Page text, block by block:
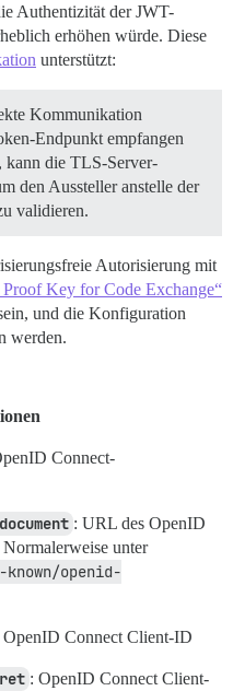
Authentizität der JWT-
erhöhen würde. Diese
unterstützt:
Kommunikation
Endpunkt empfangen
kann die TLS-Server-
den Aussteller anstelle der
validieren.
Autorisierung mit
Key for Code Exchange“
und die Konfiguration
werden.
Connect-
: URL des OpenID
unter
openid-
OpenID Connect Client-ID
: OpenID Connect Client-